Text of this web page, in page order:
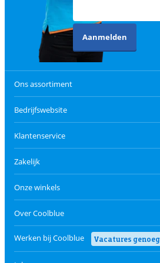
Aanmelden
Ons assortiment
Bedrijfswebsite
Klantenservice
Zakelijk
Onze winkels
Over Coolblue
Werken bij Coolblue Vacatures